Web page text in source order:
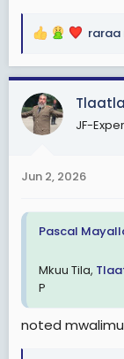
R
a
c
t
i
s
raraa
JF-
Jun 2, 2026
Pascal
Mkuu Tila,
P
noted mwalimu